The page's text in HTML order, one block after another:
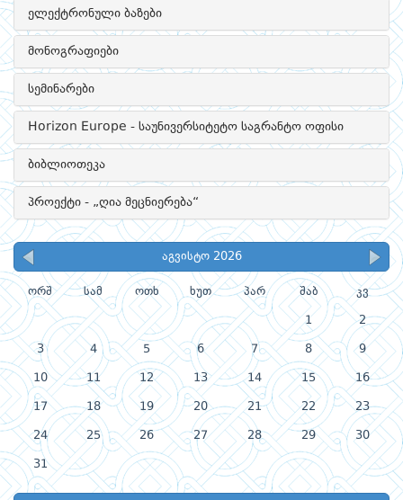
ელექტრონული ბაზები
მონოგრაფიები
სემინარები
Horizon Europe - საუნივერსიტეტო საგრანტო ოფისი
ბიბლიოთეკა
პროექტი - „ღია მეცნიერება“
აგვისტო 2026
ორშ სამ ოთხ ხუთ პარ შაბ კვ
1 2
3 4 5 6 7 8 9
10 11 12 13 14 15 16
17 18 19 20 21 22 23
24 25 26 27 28 29 30
31